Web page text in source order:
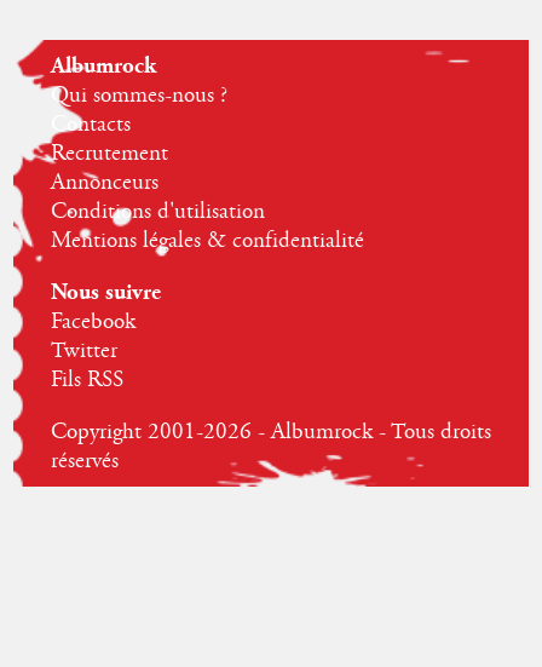
Albumrock
Qui sommes-nous ?
Contacts
Recrutement
Annonceurs
Conditions d'utilisation
Mentions légales & confidentialité
Nous suivre
Facebook
Twitter
Fils RSS
Copyright 2001-2026 - Albumrock - Tous droits
réservés